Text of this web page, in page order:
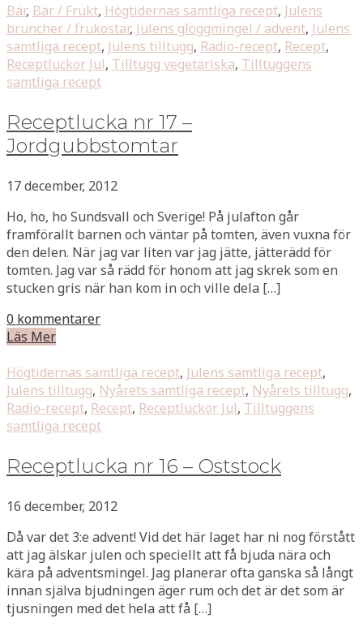
Bär, Bär / Frukt, Högtidernas samtliga recept, Julens
bruncher / frukostar, Julens glöggmingel / advent, Julens
samtliga recept, Julens tilltugg, Radio-recept, Recept,
Receptluckor Jul, Tilltugg vegetariska, Tilltuggens
samtliga recept
Receptlucka nr 17 –
Jordgubbstomtar
17 december, 2012
Ho, ho, ho Sundsvall och Sverige! På julafton går
framförallt barnen och väntar på tomten, även vuxna för
den delen. När jag var liten var jag jätte, jätterädd för
tomten. Jag var så rädd för honom att jag skrek som en
stucken gris när han kom in och ville dela […]
0 kommentarer
Läs Mer
Högtidernas samtliga recept, Julens samtliga recept,
Julens tilltugg, Nyårets samtliga recept, Nyårets tilltugg,
Radio-recept, Recept, Receptluckor Jul, Tilltuggens
samtliga recept
Receptlucka nr 16 – Oststock
16 december, 2012
Då var det 3:e advent! Vid det här laget har ni nog förstått
att jag älskar julen och speciellt att få bjuda nära och
kära på adventsmingel. Jag planerar ofta ganska så långt
innan själva bjudningen äger rum och det är det som är
tjusningen med det hela att få […]